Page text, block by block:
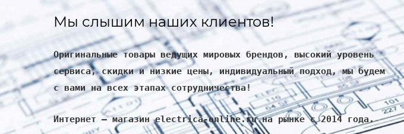
Мы слышим наших клиентов!
Оригинальные товары ведущих мировых брендов, высокий уровень
сервиса, скидки и низкие цены, индивидуальный подход, мы будем
с вами на всех этапах сотрудничества!
Интернет – магазин electrica-online.ru на рынке с 2014 года.